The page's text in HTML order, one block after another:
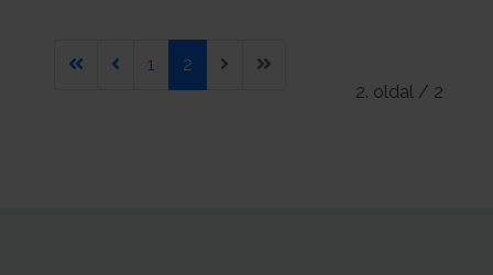
2. oldal / 2
1 2